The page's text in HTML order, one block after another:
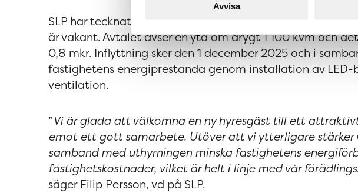
Avvisa
SLP har tecknat ett 7-årigt hyresavtal i fastigheten
är vakant. Avtalet avser en yta om drygt 1 100 kvm och
0,8 mkr. Inflyttning sker den 1 december 2025 och i
fastighetens energiprestanda genom installation av LED-
ventilation.
”Vi är glada att välkomna en ny hyresgäst till ett
emot ett gott samarbete. Utöver att vi ytterligare stärker
samband med uthyrningen minska fastighetens
fastighetskostnader, vilket är helt i linje med vår
säger Filip Persson, vd på SLP.